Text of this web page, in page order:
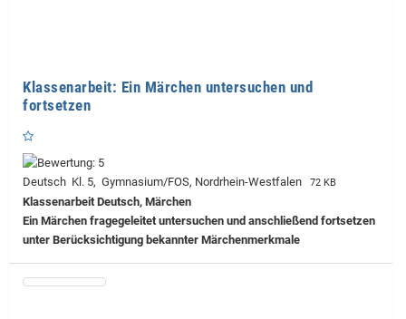
Klassenarbeit: Ein Märchen untersuchen und
fortsetzen
Deutsch Kl. 5, Gymnasium/FOS, Nordrhein-Westfalen 72 KB
Klassenarbeit Deutsch, Märchen
Ein Märchen fragegeleitet untersuchen und anschließend fortsetzen
unter Berücksichtigung bekannter Märchenmerkmale